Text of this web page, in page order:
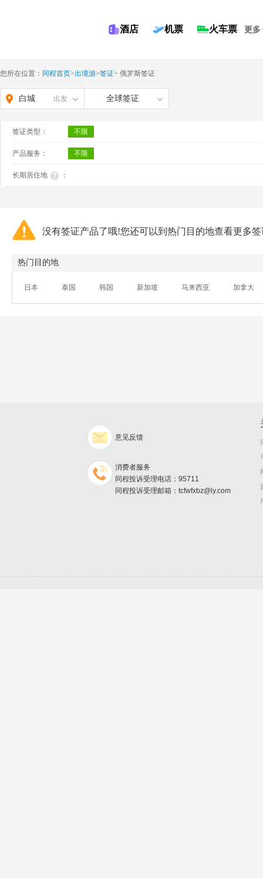
酒店 机票 火车票 更多
您所在位置： 同程首页>出境游>签证> 俄罗斯签证
白城 出发 全球签证
签证类型： 不限
产品服务： 不限
长期居住地 ：
没有签证产品了哦!您还可以到热门目的地查看更多
热门目的地
日本 泰国 韩国 新加坡 马来西亚 加拿大
意见反馈
消费者服务
同程投诉受理电话：95711
同程投诉受理邮箱：tcfwfxbz@ly.com